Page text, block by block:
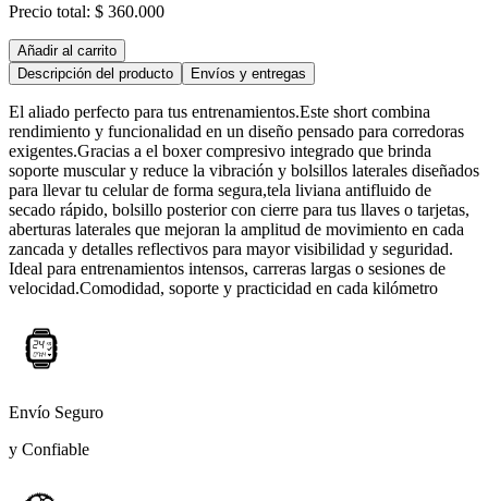
Precio total: $ 360.000
Añadir al carrito
Descripción del producto
Envíos y entregas
El aliado perfecto para tus entrenamientos.Este short combina
rendimiento y funcionalidad en un diseño pensado para corredoras
exigentes.Gracias a el boxer compresivo integrado que brinda
soporte muscular y reduce la vibración y bolsillos laterales diseñados
para llevar tu celular de forma segura,tela liviana antifluido de
secado rápido, bolsillo posterior con cierre para tus llaves o tarjetas,
aberturas laterales que mejoran la amplitud de movimiento en cada
zancada y detalles reflectivos para mayor visibilidad y seguridad.
Ideal para entrenamientos intensos, carreras largas o sesiones de
velocidad.Comodidad, soporte y practicidad en cada kilómetro
Envío Seguro
y Confiable